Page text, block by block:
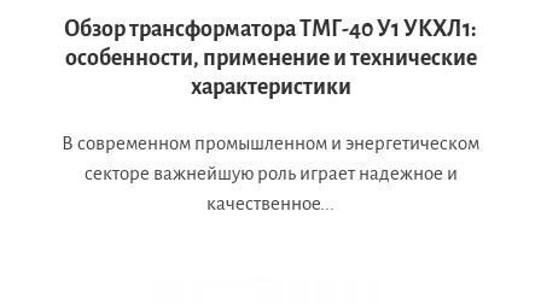
Обзор трансформатора ТМГ-40 У1 УКХЛ1:
особенности, применение и технические
характеристики
В современном промышленном и энергетическом
секторе важнейшую роль играет надежное и
качественное...